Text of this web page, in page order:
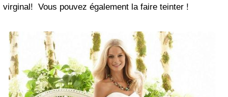
virginal! Vous pouvez également la faire teinter !